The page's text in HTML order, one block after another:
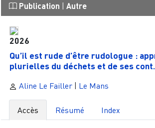
Publication | Autre
2026
Qu’il est rude d’être rudologue :
plurielles du déchets et de ses
Aline Le Failler| Le Mans
Accès Résumé Index